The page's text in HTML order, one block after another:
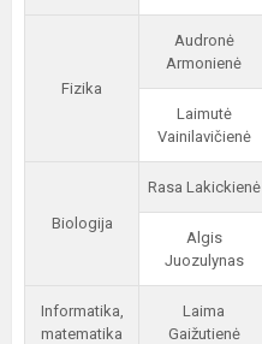
Fizika
Audronė
Armonienė
Laimutė
Vainilavičienė
Biologija
Rasa Lakickienė
Algis
Juozulynas
Informatika,
matematika
Laima
Gaižutienė